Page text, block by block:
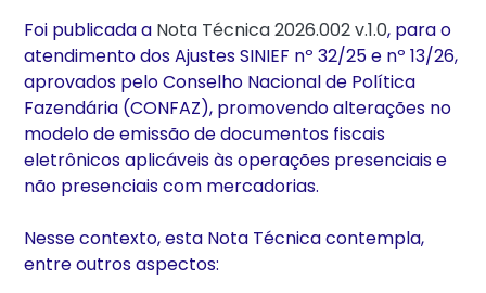
Foi publicada a Nota Técnica 2026.002 v.1.0, para o
atendimento dos Ajustes SINIEF nº 32/25 e nº 13/26,
aprovados pelo Conselho Nacional de Política
Fazendária (CONFAZ), promovendo alterações no
modelo de emissão de documentos fiscais
eletrônicos aplicáveis às operações presenciais e
não presenciais com mercadorias.
Nesse contexto, esta Nota Técnica contempla,
entre outros aspectos: